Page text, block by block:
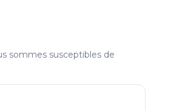
sommes susceptibles de